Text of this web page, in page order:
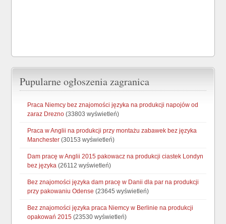
Pupularne ogłoszenia zagranica
Praca Niemcy bez znajomości języka na produkcji napojów od
zaraz Drezno (33803 wyświetleń)
Praca w Anglii na produkcji przy montażu zabawek bez języka
Manchester (30153 wyświetleń)
Dam pracę w Anglii 2015 pakowacz na produkcji ciastek Londyn
bez języka (26112 wyświetleń)
Bez znajomości języka dam pracę w Danii dla par na produkcji
przy pakowaniu Odense (23645 wyświetleń)
Bez znajomości języka praca Niemcy w Berlinie na produkcji
opakowań 2015 (23530 wyświetleń)